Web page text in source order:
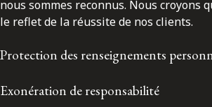
nous sommes reconnus. Nous croyons
le reflet de la réussite de nos clients.
Protection des renseignements
Exonération de responsabilité